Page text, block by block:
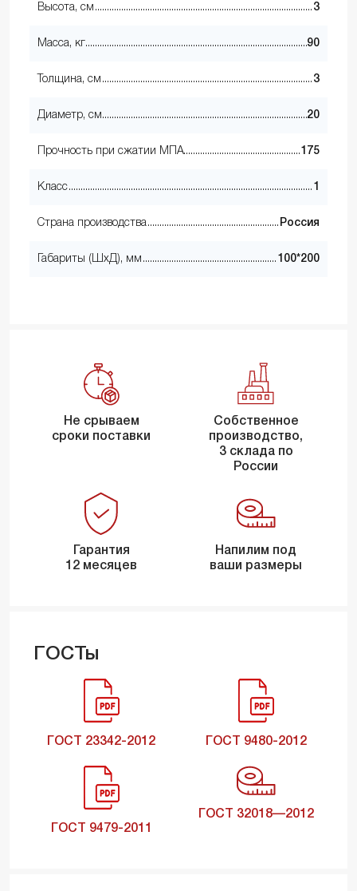
Высота, см 3
Масса, кг 90
Толщина, см 3
Диаметр, см 20
Прочность при сжатии МПА 175
Класс 1
Страна производства Россия
Габариты (ШхД), мм 100*200
Не срываем
сроки поставки
Собственное
производство,
3 склада по
России
Гарантия
12 месяцев
Напилим под
ваши размеры
ГОСТы
ГОСТ 23342-2012 ГОСТ 9480-2012
ГОСТ 9479-2011
ГОСТ 32018—2012